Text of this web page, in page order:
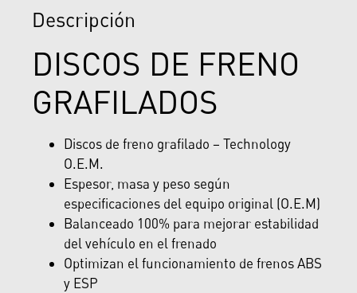
Descripción
DISCOS DE FRENO
GRAFILADOS
Discos de freno grafilado – Technology
O.E.M.
Espesor, masa y peso según
especificaciones del equipo original (O.E.M)
Balanceado 100% para mejorar estabilidad
del vehículo en el frenado
Optimizan el funcionamiento de frenos ABS
y ESP